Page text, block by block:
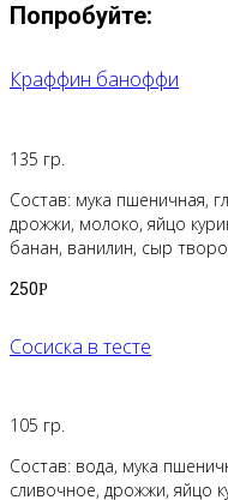
Попробуйте:
Краффин баноффи
135 гр.
Состав: мука пшеничная,
дрожжи, молоко, яйцо
банан, ванилин, сыр
250Р
Сосиска в тесте
105 гр.
Состав: вода, мука
сливочное, дрожжи, яйцо